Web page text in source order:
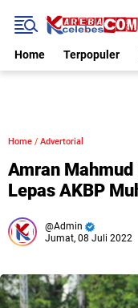
Home Terpopuler
Home / Advertorial
Amran
Lepas AKBP
Admin
Jumat, 08 Juli 2022